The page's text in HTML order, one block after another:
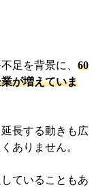
足を背景に、 60
が増えていま
長する動きも広
ありません。
していることもあ